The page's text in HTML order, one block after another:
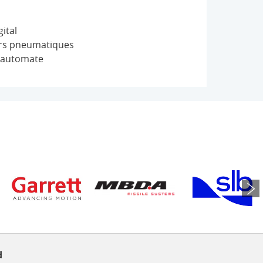
pneumatiques